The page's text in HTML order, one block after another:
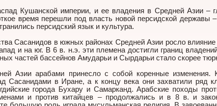
Кушанской империи, и ее владения в Средней Азии –
время перешли под власть новой персидской державы
персидский язык и культура.
Сасанидов в южных районах Средней Азии росло
и на юг. В 6 в. н.э. эти племена достигли границ
частей бассейнов Амударьи и Сырдарьи стало скорее
Азии арабами принесло с собой коренные
Сасанидами в Иране, а к концу века они захватили ряд
города Бухару и Самарканд. Арабские походы
и против китайцев – продолжались и в 8 в. и